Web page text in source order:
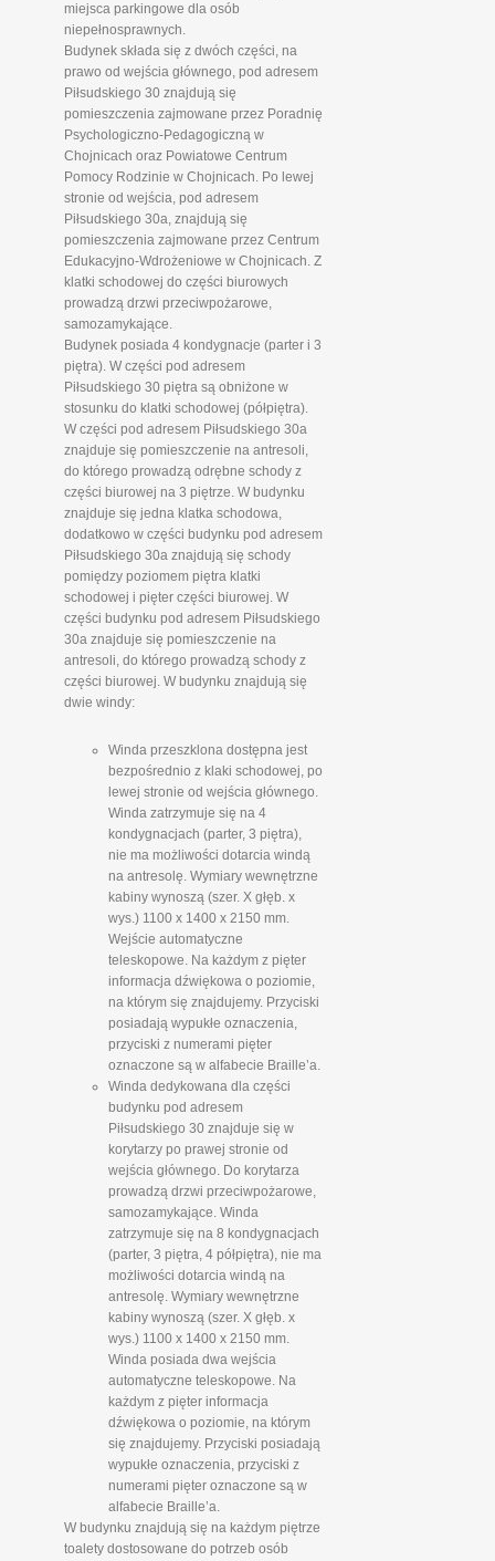
miejsca parkingowe dla osób
niepełnosprawnych.
Budynek składa się z dwóch części, na
prawo od wejścia głównego, pod adresem
Piłsudskiego 30 znajdują się
pomieszczenia zajmowane przez Poradnię
Psychologiczno-Pedagogiczną w
Chojnicach oraz Powiatowe Centrum
Pomocy Rodzinie w Chojnicach. Po lewej
stronie od wejścia, pod adresem
Piłsudskiego 30a, znajdują się
pomieszczenia zajmowane przez Centrum
Edukacyjno-Wdrożeniowe w Chojnicach. Z
klatki schodowej do części biurowych
prowadzą drzwi przeciwpożarowe,
samozamykające.
Budynek posiada 4 kondygnacje (parter i 3
piętra). W części pod adresem
Piłsudskiego 30 piętra są obniżone w
stosunku do klatki schodowej (półpiętra).
W części pod adresem Piłsudskiego 30a
znajduje się pomieszczenie na antresoli,
do którego prowadzą odrębne schody z
części biurowej na 3 piętrze. W budynku
znajduje się jedna klatka schodowa,
dodatkowo w części budynku pod adresem
Piłsudskiego 30a znajdują się schody
pomiędzy poziomem piętra klatki
schodowej i pięter części biurowej. W
części budynku pod adresem Piłsudskiego
30a znajduje się pomieszczenie na
antresoli, do którego prowadzą schody z
części biurowej. W budynku znajdują się
dwie windy:
Winda przeszklona dostępna jest
bezpośrednio z klaki schodowej, po
lewej stronie od wejścia głównego.
Winda zatrzymuje się na 4
kondygnacjach (parter, 3 piętra),
nie ma możliwości dotarcia windą
na antresolę. Wymiary wewnętrzne
kabiny wynoszą (szer. X głęb. x
wys.) 1100 x 1400 x 2150 mm.
Wejście automatyczne
teleskopowe. Na każdym z pięter
informacja dźwiękowa o poziomie,
na którym się znajdujemy. Przyciski
posiadają wypukłe oznaczenia,
przyciski z numerami pięter
oznaczone są w alfabecie Braille’a.
Winda dedykowana dla części
budynku pod adresem
Piłsudskiego 30 znajduje się w
korytarzy po prawej stronie od
wejścia głównego. Do korytarza
prowadzą drzwi przeciwpożarowe,
samozamykające. Winda
zatrzymuje się na 8 kondygnacjach
(parter, 3 piętra, 4 półpiętra), nie ma
możliwości dotarcia windą na
antresolę. Wymiary wewnętrzne
kabiny wynoszą (szer. X głęb. x
wys.) 1100 x 1400 x 2150 mm.
Winda posiada dwa wejścia
automatyczne teleskopowe. Na
każdym z pięter informacja
dźwiękowa o poziomie, na którym
się znajdujemy. Przyciski posiadają
wypukłe oznaczenia, przyciski z
numerami pięter oznaczone są w
alfabecie Braille’a.
W budynku znajdują się na każdym piętrze
toalety dostosowane do potrzeb osób